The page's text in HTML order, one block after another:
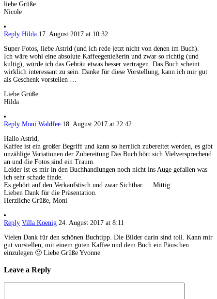
liebe Grüße
Nicole
Reply Hilda 17. August 2017 at 10:32
Super Fotos, liebe Astrid (und ich rede jetzt nicht von denen im Buch).
Ich wäre wohl eine absolute Kaffeegenießerin und zwar so richtig (und
kultig), würde ich das Gebräu etwas besser vertragen. Das Buch scheint
wirklich interessant zu sein. Danke für diese Vorstellung, kann ich mir gut
als Geschenk vorstellen …
Liebe Grüße
Hilda
Reply Moni Waldfee 18. August 2017 at 22:42
Hallo Astrid,
Kaffee ist ein großer Begriff und kann so herrlich zubereitet werden, es gibt
unzählige Variationen der Zubereitung.Das Buch hört sich Vielversprechend
an und die Fotos sind ein Traum.
Leider ist es mir in den Buchhandlungen noch nicht ins Auge gefallen was
ich sehr schade finde.
Es gehört auf den Verkaufstisch und zwar Sichtbar … Mittig.
Lieben Dank für die Präsentation.
Herzliche Grüße, Moni
Reply Villa Koenig 24. August 2017 at 8:11
Vielen Dank für den schönen Buchtipp. Die Bilder darin sind toll. Kann mir
gut vorstellen, mit einem guten Kaffee und dem Buch ein Päuschen
einzulegen 🙂 Liebe Grüße Yvonne
Leave a Reply